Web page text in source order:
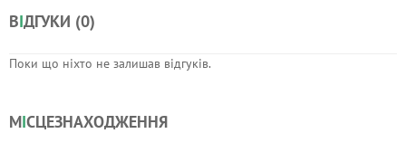
ВІДГУКИ (0)
Поки що ніхто не залишав відгуків.
МІСЦЕЗНАХОДЖЕННЯ